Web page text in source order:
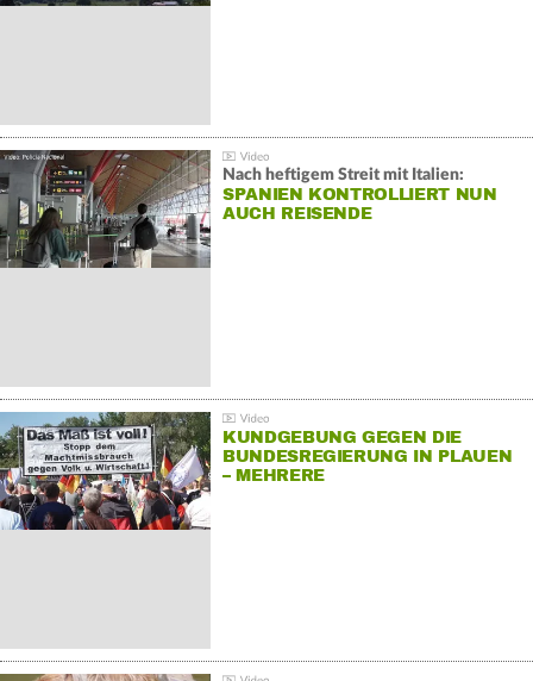
Nach heftigem Streit mit Italien:
SPANIEN KONTROLLIERT NUN
AUCH REISENDE
KUNDGEBUNG GEGEN DIE
BUNDESREGIERUNG IN PLAUEN
– MEHRERE